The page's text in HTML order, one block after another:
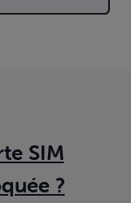
SIM
?